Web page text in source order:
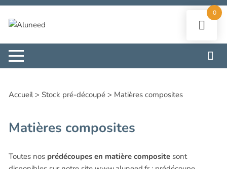
Aller
contenu
Accueil>Stock pré-découpé > Matières composites
Matières composites
Toutes nos prédécoupes en matière composite sont
0